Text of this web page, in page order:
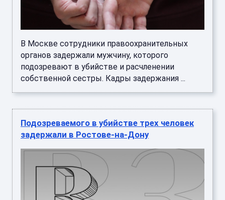
В Москве сотрудники правоохранительных
органов задержали мужчину, которого
подозревают в убийстве и расчленении
собственной сестры. Кадры задержания ...
Подозреваемого в убийстве трех человек
задержали в Ростове-на-Дону